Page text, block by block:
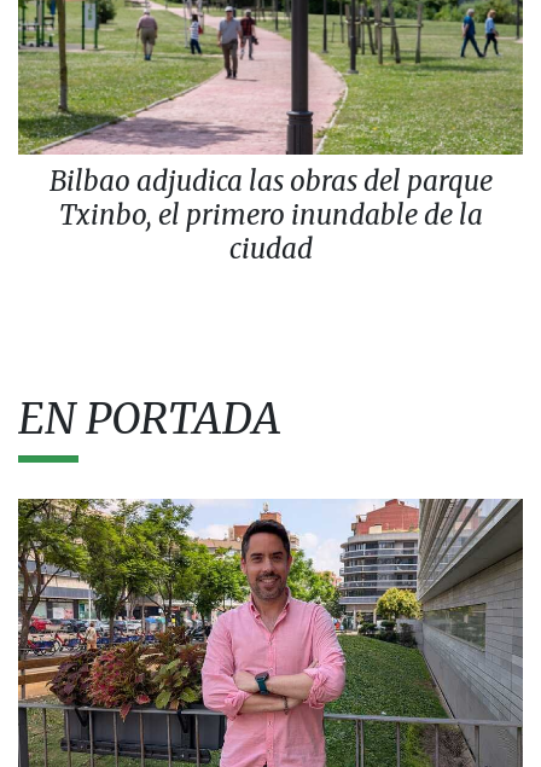
Bilbao adjudica las obras del parque
Txinbo, el primero inundable de la
ciudad
EN PORTADA